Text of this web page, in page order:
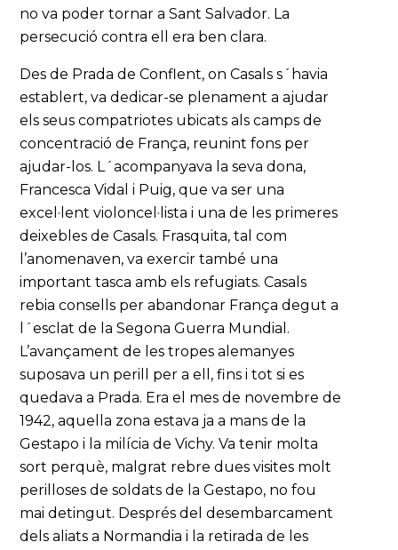
no va poder tornar a Sant Salvador. La
persecució contra ell era ben clara.
Des de Prada de Conflent, on Casals s´havia
establert, va dedicar-se plenament a ajudar
els seus compatriotes ubicats als camps de
concentració de França, reunint fons per
ajudar-los. L´acompanyava la seva dona,
Francesca Vidal i Puig, que va ser una
excel·lent violoncel·lista i una de les primeres
deixebles de Casals. Frasquita, tal com
l’anomenaven, va exercir també una
important tasca amb els refugiats. Casals
rebia consells per abandonar França degut a
l´esclat de la Segona Guerra Mundial.
L’avançament de les tropes alemanyes
suposava un perill per a ell, fins i tot si es
quedava a Prada. Era el mes de novembre de
1942, aquella zona estava ja a mans de la
Gestapo i la milícia de Vichy. Va tenir molta
sort perquè, malgrat rebre dues visites molt
perilloses de soldats de la Gestapo, no fou
mai detingut. Després del desembarcament
dels aliats a Normandia i la retirada de les